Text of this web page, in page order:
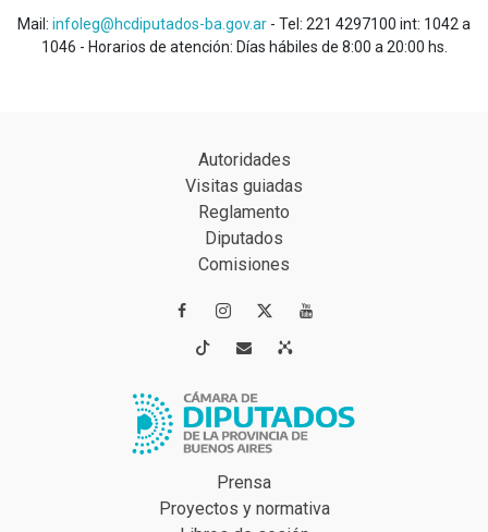
Mail: infoleg@hcdiputados-ba.gov.ar - Tel: 221 4297100 int: 1042 a
1046 - Horarios de atención: Días hábiles de 8:00 a 20:00 hs.
Autoridades
Visitas guiadas
Reglamento
Diputados
Comisiones
 
 
Prensa
Proyectos y normativa